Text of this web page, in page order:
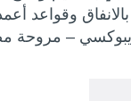
وقواعد
–